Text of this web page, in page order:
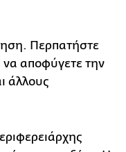
Περπατήστε
να αποφύγετε την
άλλους